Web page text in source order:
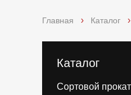
Главная Каталог
Каталог
Сортовой прокат